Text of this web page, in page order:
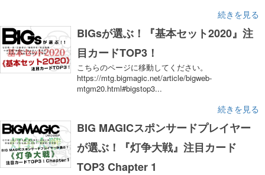
続きを見る
BIGsが選ぶ！『基本セット2020』注
目カードTOP3！
こちらのページに移動してください。
https://mtg.bigmagic.net/article/bigweb-
mtgm20.html#bigstop3...
続きを見る
BIG MAGICスポンサードプレイヤー
が選ぶ！『灯争大戦』注目カード
TOP3 Chapter 1